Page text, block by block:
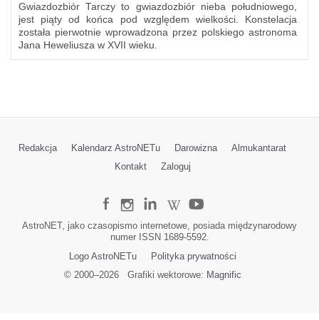
Gwiazdozbiór Tarczy to gwiazdozbiór nieba południowego,
jest piąty od końca pod względem wielkości. Konstelacja
została pierwotnie wprowadzona przez polskiego astronoma
Jana Heweliusza w XVII wieku.
Redakcja Kalendarz AstroNETu Darowizna
Almukantarat
Kontakt
Zaloguj
AstroNET, jako czasopismo internetowe, posiada międzynarodowy
numer ISSN 1689-5592.
Logo AstroNETu
Polityka prywatności
© 2000–2026Grafiki wektorowe: Magnific